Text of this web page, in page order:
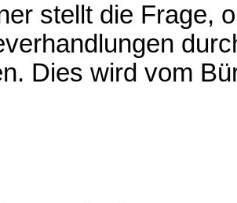
stellt die Frage,
Dies wird vom